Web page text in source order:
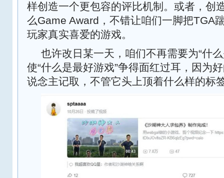
样创造一个更包容的评比机制。或者，创
么Game Award，不错让咱们一脚把TGA
玩家真实喜爱的游戏。
也许改日某一天，咱们不再需要为“什
使“什么是最好游戏”争得面红过耳，因为
说念主记取，不管它头上顶着什么样的标